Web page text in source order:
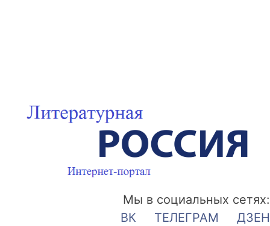
Мы в социальных сетях:
ВК
ТЕЛЕГРАМ ДЗЕН